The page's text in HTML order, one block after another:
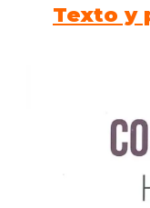
Texto y